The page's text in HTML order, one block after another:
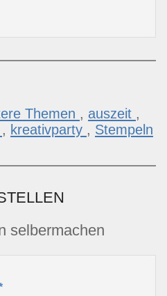
Themen , auszeit ,
, kreativparty , Stempeln
selbermachen